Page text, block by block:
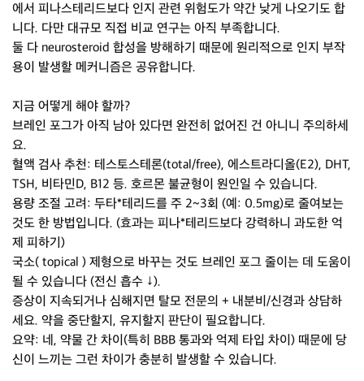
에서 피나스테리드보다 인지 관련 위험도가 약간 낮게 나오기도 합
니다. 다만 대규모 직접 비교 연구는 아직 부족합니다.
둘 다 neurosteroid 합성을 방해하기 때문에 원리적으로 인지 부작
용이 발생할 메커니즘은 공유합니다.
지금 어떻게 해야 할까?
브레인 포그가 아직 남아 있다면 완전히 없어진 건 아니니 주의하세
요.
혈액 검사 추천: 테스토스테론(total/free), 에스트라디올(E2), DHT,
TSH, 비타민D, B12 등. 호르몬 불균형이 원인일 수 있습니다.
용량 조절 고려: 두타*테리드를 주 2~3회 (예: 0.5mg)로 줄여보는
것도 한 방법입니다. (효과는 피나*테리드보다 강력하니 과도한 억
제 피하기)
국소( topical ) 제형으로 바꾸는 것도 브레인 포그 줄이는 데 도움이
될 수 있습니다 (전신 흡수 ↓).
증상이 지속되거나 심해지면 탈모 전문의 + 내분비/신경과 상담하
세요. 약을 중단할지, 유지할지 판단이 필요합니다.
요약: 네, 약물 간 차이(특히 BBB 통과와 억제 타입 차이) 때문에 당
신이 느끼는 그런 차이가 충분히 발생할 수 있습니다.